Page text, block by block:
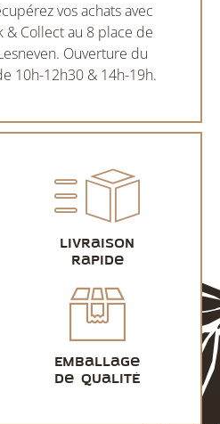
vos achats avec
& Collect au 8 place de
Ouverture du
10h-12h30 & 14h-19h.
Livraison
rapide
Emballage
de qualité